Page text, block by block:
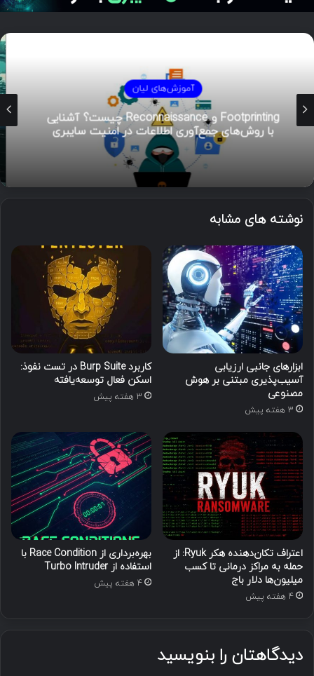
آموزش‌های لیان
هوش تهدیدات سایبری (CTI)؛ راهنمای جامع از
تحلیل تا مدیریت رخداد
نوشته های مشابه
ابزارهای جانبی ارزیابی
آسیب‌پذیری مبتنی بر هوش
مصنوعی
3 هفته پیش
کاربرد Burp Suite در تست نفوذ:
اسکن فعال توسعه‌یافته
3 هفته پیش
اعتراف تکان‌دهنده هکر Ryuk: از
حمله به مراکز درمانی تا کسب
میلیون‌ها دلار باج
4 هفته پیش
بهره‌برداری از Race Condition با
استفاده از Turbo Intruder
4 هفته پیش
دیدگاهتان را بنویسید